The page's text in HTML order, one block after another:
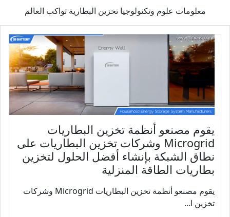
معلومات علوم وتكنولوجيا تخزين البطارية تواكب العالم
يقوم مصنعو أنظمة تخزين البطاريات
Microgrid وشركات تخزين البطاريات على
نطاق الشبكة بإنشاء أفضل الحلول لتخزين
بطاريات الطاقة المنزلية
يقوم مصنعو أنظمة تخزين البطاريات Microgrid وشركات
تخزين ا...